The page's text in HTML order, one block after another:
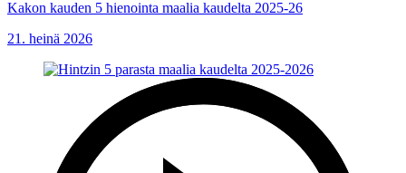
Kakon kauden 5 hienointa maalia kaudelta 2025-26
21. heinä 2026